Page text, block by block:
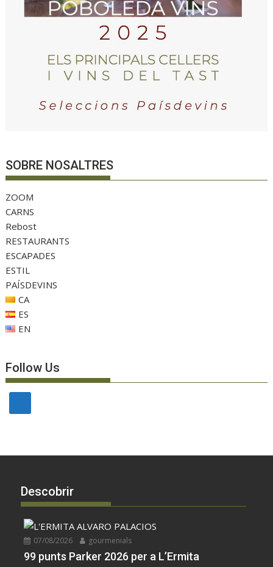
SOBRE NOSALTRES
ZOOM
CARNS
Rebost
RESTAURANTS
ESCAPADES
ESTIL
PAÍSDEVINS
CA
ES
EN
Follow Us
Descobrir
07/08/2026 gourmenials
99 punts Parker 2026 per a L’Ermita